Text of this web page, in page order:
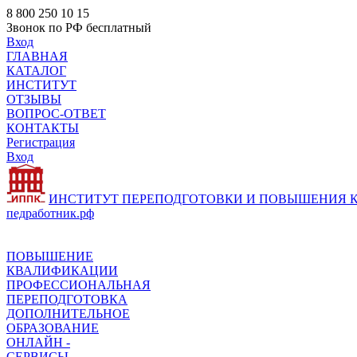
8 800 250 10 15
Звонок по РФ бесплатный
Вход
ГЛАВНАЯ
КАТАЛОГ
ИНСТИТУТ
ОТЗЫВЫ
ВОПРОС-ОТВЕТ
КОНТАКТЫ
Регистрация
Вход
ИНСТИТУТ ПЕРЕПОДГОТОВКИ И ПОВЫШЕНИЯ
педработник.рф
ПОВЫШЕНИЕ
КВАЛИФИКАЦИИ
ПРОФЕССИОНАЛЬНАЯ
ПЕРЕПОДГОТОВКА
ДОПОЛНИТЕЛЬНОЕ
ОБРАЗОВАНИЕ
ОНЛАЙН -